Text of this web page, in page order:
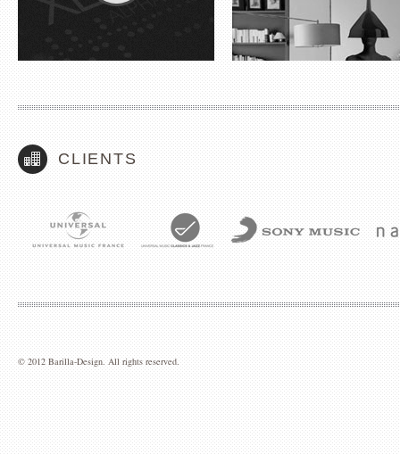
CLIENTS
© 2012 Barilla-Design. All rights reserved.